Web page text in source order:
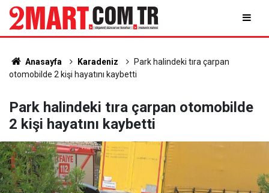
Anasayfa Karadeniz
Park halindeki tıra çarpan
otomobilde 2 kişi hayatını kaybetti
Park halindeki tıra çarpan otomobilde
2 kişi hayatını kaybetti